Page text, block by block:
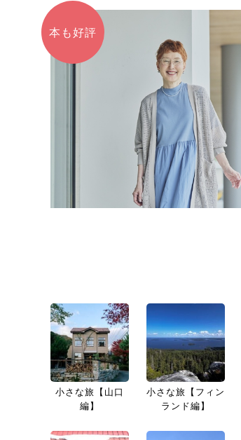
本も好評
小さな旅【山口
編】
小さな旅【フィン
ランド編】